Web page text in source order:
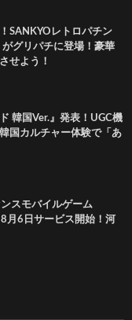
SANKYOレトロパチン
グリパチに登場！豪華
せよう！
韓国Ver.』発表！UGC機
国カルチャー体験で「あ
スモバイルゲーム
月6日サービス開始！河